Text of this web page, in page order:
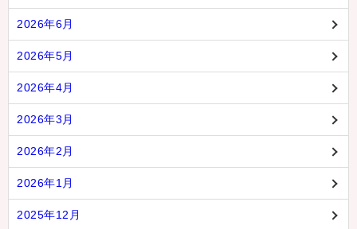
2026年6月
2026年5月
2026年4月
2026年3月
2026年2月
2026年1月
2025年12月